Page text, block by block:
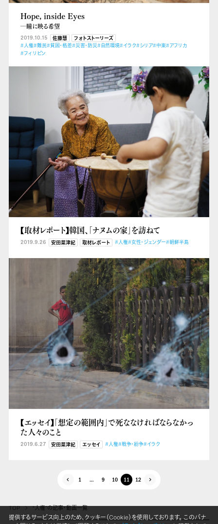
Hope, inside Eyes
―瞳に映る希望
2019.10.15 佐藤慧
フォトストーリーズ
#人権#難民#貧困・格差#災害・防災#自然環境#イラク#シリア#中東#アフリカ
#フィリピン
【取材レポート】韓国、「ナヌムの家」を訪ねて
2019.9.26 安田菜津紀 取材レポート #人権#女性・ジェンダー#朝鮮半島
【エッセイ】「想定の範囲内」で死ななければならなかっ
た人々のこと
2019.6.27 安田菜津紀 エッセイ #人権#戦争・紛争#イラク
1 … 9 10 11 12
TOP “人権”の記事・動画一覧
提供するサービス向上のため、クッキー（Cookie）を使用しております。 このバナ